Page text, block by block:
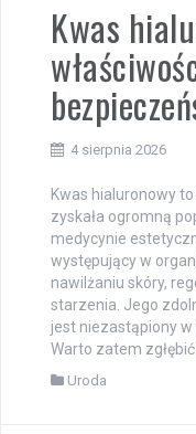
Kwas
4 sierpnia 2026
Kwas hialuronowy
zyskała ogromną
medycynie
występujący w
nawilżaniu skóry,
starzenia. Jego
jest niezastąpiony
Warto zatem zgłębić
Uroda